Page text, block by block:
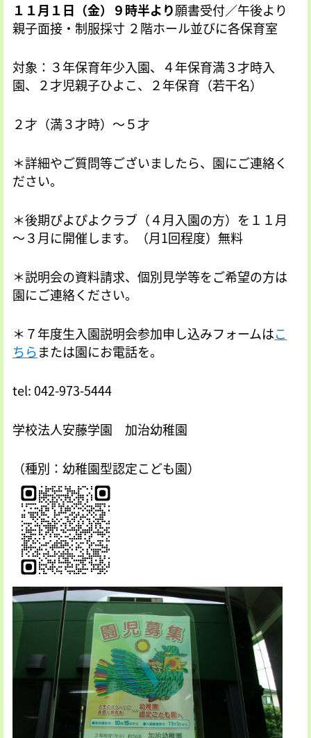
１１月１日（金）９時半より願書受付／午後より
親子面接・制服採寸 ２階ホール並びに各保育室
対象：３年保育年少入園、４年保育満３才時入
園、２才児親子ひよこ、２年保育（若干名）
２才（満３才時）～５才
＊詳細やご質問等ございましたら、園にご連絡く
ださい。
＊後期ぴよぴよクラブ（４月入園の方）を１１月
～３月に開催します。（月1回程度）無料
＊説明会の資料請求、個別見学等をご希望の方は
園にご連絡ください。
＊７年度生入園説明会参加申し込みフォームはこ
ちらまたは園にお電話を。
tel: 042-973-5444
学校法人安藤学園 加治幼稚園
（種別：幼稚園型認定こども園）